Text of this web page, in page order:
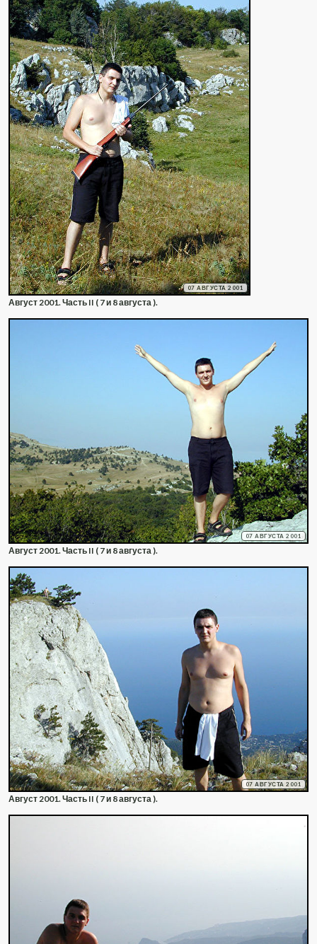
07 АВГУСТА 2001
Август 2001. Часть II ( 7 и 8 августа ).
07 АВГУСТА 2001
Август 2001. Часть II ( 7 и 8 августа ).
07 АВГУСТА 2001
Август 2001. Часть II ( 7 и 8 августа ).